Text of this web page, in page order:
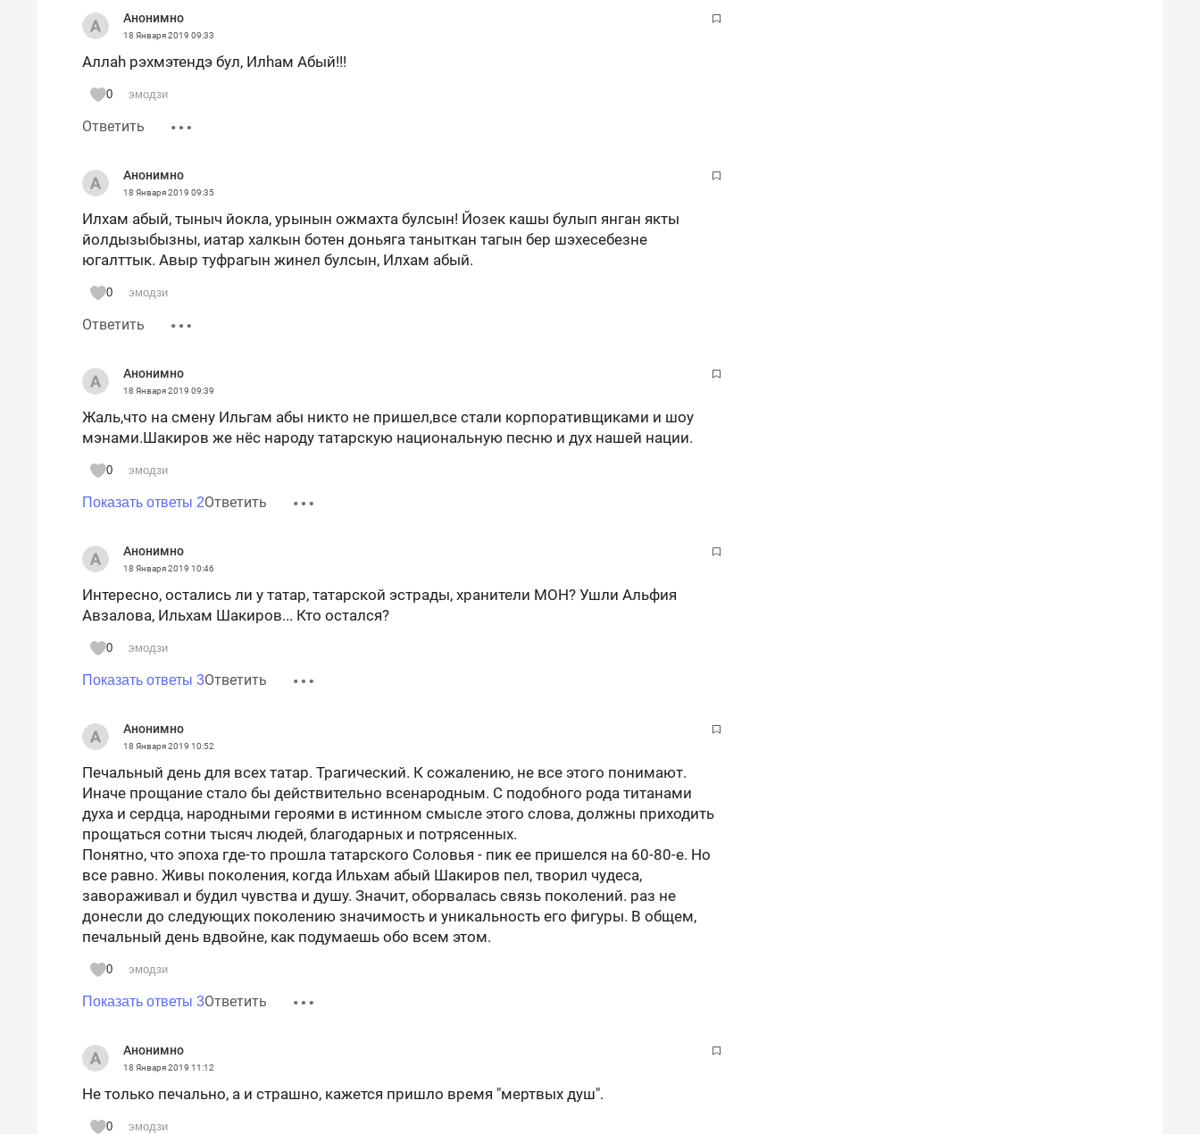
Анонимно
18 Января 2019 09:33
Аллаh рэхмэтендэ бул, Илhам Абый!!!
0 эмодзи
Ответить
Анонимно
18 Января 2019 09:35
Илхам абый, тыныч йокла, урынын ожмахта булсын! Йозек кашы булып янган якты
йолдызыбызны, иатар халкын ботен доньяга таныткан тагын бер шэхесебезне
югалттык. Авыр туфрагын жинел булсын, Илхам абый.
0 эмодзи
Ответить
Анонимно
18 Января 2019 09:39
Жаль,что на смену Ильгам абы никто не пришел,все стали корпоративщиками и шоу
мэнами.Шакиров же нёс народу татарскую национальную песню и дух нашей нации.
0 эмодзи
Показать ответы 2Ответить
Анонимно
18 Января 2019 10:46
Интересно, остались ли у татар, татарской эстрады, хранители МОН? Ушли Альфия
Авзалова, Ильхам Шакиров... Кто остался?
0 эмодзи
Показать ответы 3Ответить
Анонимно
18 Января 2019 10:52
Печальный день для всех татар. Трагический. К сожалению, не все этого понимают.
Иначе прощание стало бы действительно всенародным. С подобного рода титанами
духа и сердца, народными героями в истинном смысле этого слова, должны приходить
прощаться сотни тысяч людей, благодарных и потрясенных.
Понятно, что эпоха где-то прошла татарского Соловья - пик ее пришелся на 60-80-е. Но
все равно. Живы поколения, когда Ильхам абый Шакиров пел, творил чудеса,
завораживал и будил чувства и душу. Значит, оборвалась связь поколений. раз не
донесли до следующих поколению значимость и уникальность его фигуры. В общем,
печальный день вдвойне, как подумаешь обо всем этом.
0 эмодзи
Показать ответы 3Ответить
Анонимно
18 Января 2019 11:12
Не только печально, а и страшно, кажется пришло время "мертвых душ".
0 эмодзи